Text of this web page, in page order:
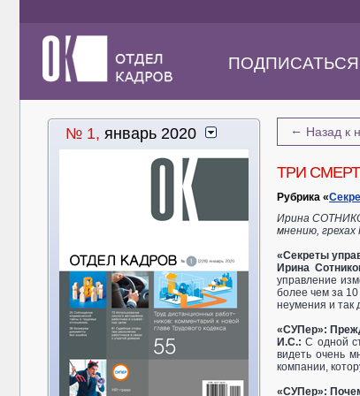
ПОДПИСАТЬСЯ
№ 1, январь 2020 ← Назад к
ТРИ
Рубрика «
Ирина
мнению, грехах
«Секреты
Ирина
управление
более чем за
неумения и так
«СУПер»:
И.С.: С одной
видеть очень
компании,
«СУПер»: